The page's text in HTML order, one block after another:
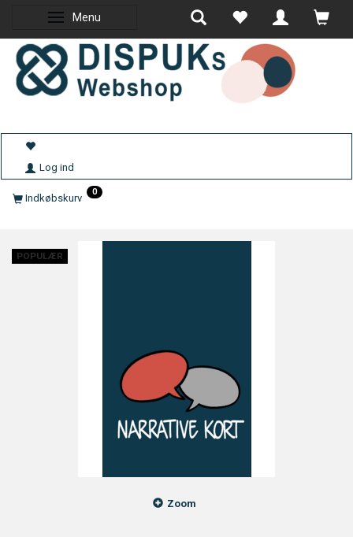
Skifte navigation
Menu
Log ind
Indkøbskurv 0
POPULÆR
Zoom